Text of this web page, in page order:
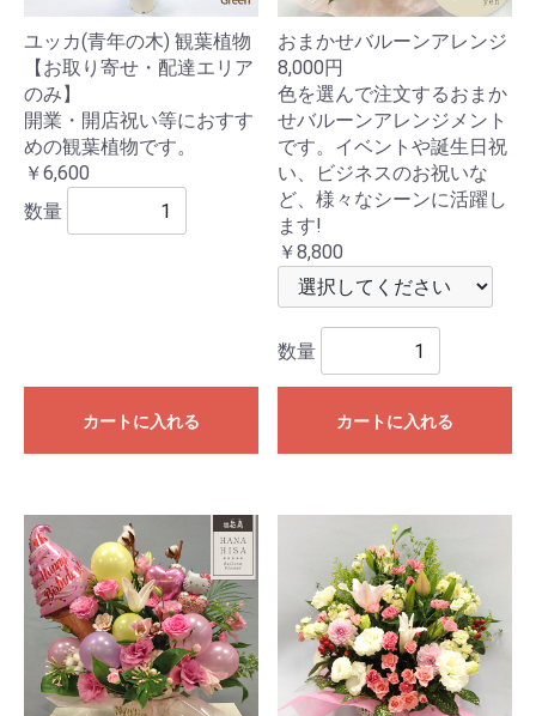
ユッカ(青年の木) 観葉植物
【お取り寄せ・配達エリア
のみ】
開業・開店祝い等におすす
めの観葉植物です。
￥6,600
数量
カートに入れる
おまかせバルーンアレンジ
8,000円
色を選んで注文するおまか
せバルーンアレンジメント
です。イベントや誕生日祝
い、ビジネスのお祝いな
ど、様々なシーンに活躍し
ます!
￥8,800
数量
カートに入れる